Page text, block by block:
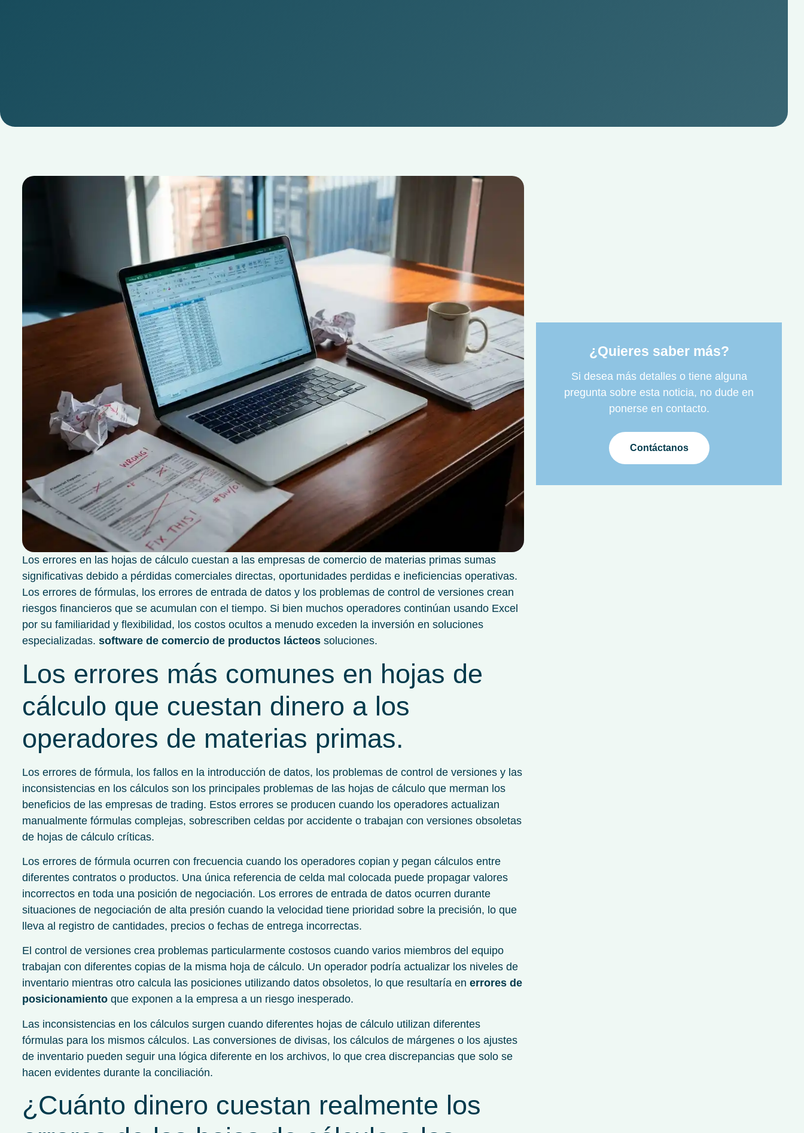
Los errores en las hojas de cálculo cuestan a las empresas de comercio de materias primas sumas
significativas debido a pérdidas comerciales directas, oportunidades perdidas e ineficiencias operativas.
Los errores de fórmulas, los errores de entrada de datos y los problemas de control de versiones crean
riesgos financieros que se acumulan con el tiempo. Si bien muchos operadores continúan usando Excel
por su familiaridad y flexibilidad, los costos ocultos a menudo exceden la inversión en soluciones
especializadas. software de comercio de productos lácteossoluciones.
Los errores más comunes en hojas de
cálculo que cuestan dinero a los
operadores de materias primas.
Los errores de fórmula, los fallos en la introducción de datos, los problemas de control de versiones y las
inconsistencias en los cálculos son los principales problemas de las hojas de cálculo que merman los
beneficios de las empresas de trading. Estos errores se producen cuando los operadores actualizan
manualmente fórmulas complejas, sobrescriben celdas por accidente o trabajan con versiones obsoletas
de hojas de cálculo críticas.
Los errores de fórmula ocurren con frecuencia cuando los operadores copian y pegan cálculos entre
diferentes contratos o productos. Una única referencia de celda mal colocada puede propagar valores
incorrectos en toda una posición de negociación. Los errores de entrada de datos ocurren durante
situaciones de negociación de alta presión cuando la velocidad tiene prioridad sobre la precisión, lo que
lleva al registro de cantidades, precios o fechas de entrega incorrectas.
El control de versiones crea problemas particularmente costosos cuando varios miembros del equipo
trabajan con diferentes copias de la misma hoja de cálculo. Un operador podría actualizar los niveles de
inventario mientras otro calcula las posiciones utilizando datos obsoletos, lo que resultaría en errores de
posicionamientoque exponen a la empresa a un riesgo inesperado.
Las inconsistencias en los cálculos surgen cuando diferentes hojas de cálculo utilizan diferentes
fórmulas para los mismos cálculos. Las conversiones de divisas, los cálculos de márgenes o los ajustes
de inventario pueden seguir una lógica diferente en los archivos, lo que crea discrepancias que solo se
hacen evidentes durante la conciliación.
¿Cuánto dinero cuestan realmente los
¿Quieres saber más?
Si desea más detalles o tiene alguna
pregunta sobre esta noticia, no dude en
ponerse en contacto.
Contáctanos